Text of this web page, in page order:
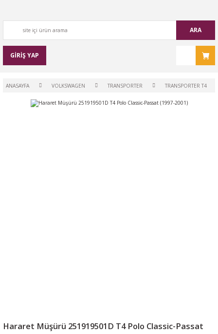
ARA
GİRİŞ YAP
ANASAYFA VOLKSWAGEN TRANSPORTER TRANSPORTER T4
Hararet Müşürü 251919501D T4 Polo Classic-Passat